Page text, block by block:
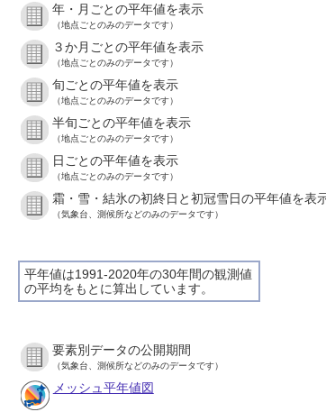
年・月ごとの平年値を表示
（地点ごとのみのデータです）
３か月ごとの平年値を表示
（地点ごとのみのデータです）
旬ごとの平年値を表示
（地点ごとのみのデータです）
半旬ごとの平年値を表示
（地点ごとのみのデータです）
日ごとの平年値を表示
（地点ごとのみのデータです）
霜・雪・結氷の初終日と初冠雪日の平年値を表
（気象台、測候所などのみのデータです）
平年値は1991-2020年の30年間の観測値
の平均をもとに算出しています。
要素別データの公開期間
（気象台、測候所などのみのデータです）
メッシュ平年値図